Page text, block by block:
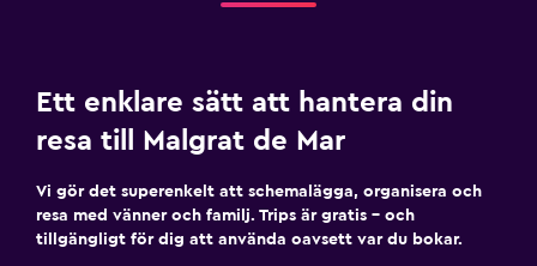
Klädhängare
Garderob eller klädkammare
Familjevänligt
Ett enklare sätt att hantera din
resa till Malgrat de Mar
Vi gör det superenkelt att schemalägga, organisera och
resa med vänner och familj. Trips är gratis – och
tillgängligt för dig att använda oavsett var du bokar.